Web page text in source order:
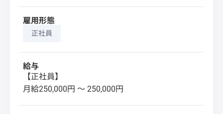
雇用形態
正社員
給与
【正社員】
月給250,000円 〜 250,000円